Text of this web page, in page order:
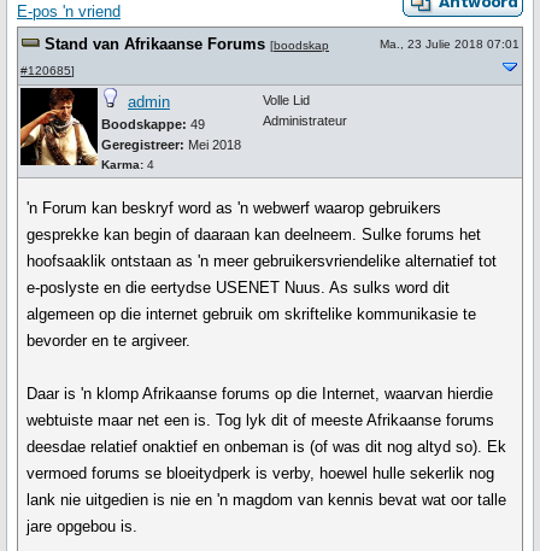
E-pos 'n vriend
Stand van Afrikaanse Forums [boodskap
#120685]
Ma., 23 Julie 2018 07:01
admin
Boodskappe: 49
Geregistreer: Mei 2018
Karma: 4
Volle Lid
Administrateur
'n Forum kan beskryf word as 'n webwerf waarop gebruikers
gesprekke kan begin of daaraan kan deelneem. Sulke forums het
hoofsaaklik ontstaan as 'n meer gebruikersvriendelike alternatief tot
e-poslyste en die eertydse USENET Nuus. As sulks word dit
algemeen op die internet gebruik om skriftelike kommunikasie te
bevorder en te argiveer.
Daar is 'n klomp Afrikaanse forums op die Internet, waarvan hierdie
webtuiste maar net een is. Tog lyk dit of meeste Afrikaanse forums
deesdae relatief onaktief en onbeman is (of was dit nog altyd so). Ek
vermoed forums se bloeitydperk is verby, hoewel hulle sekerlik nog
lank nie uitgedien is nie en 'n magdom van kennis bevat wat oor talle
jare opgebou is.